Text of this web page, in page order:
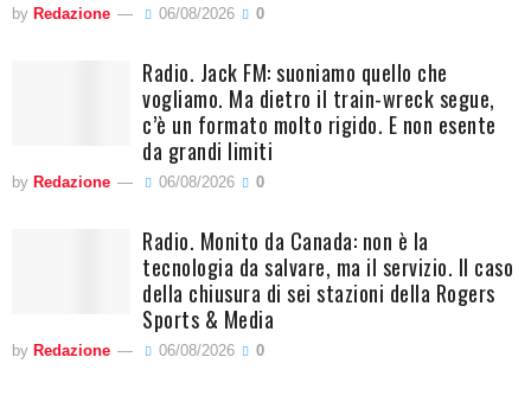
by Redazione 06/08/2026 0
Radio. Jack FM: suoniamo quello che
vogliamo. Ma dietro il train-wreck segue,
c’è un formato molto rigido. E non esente
da grandi limiti
by Redazione 06/08/2026 0
Radio. Monito da Canada: non è la
tecnologia da salvare, ma il servizio. Il caso
della chiusura di sei stazioni della Rogers
Sports & Media
by Redazione 06/08/2026 0